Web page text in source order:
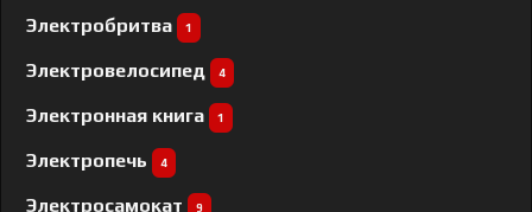
Электробритва 1
Электровелосипед 4
Электронная книга 1
Электропечь 4
Электросамокат 9